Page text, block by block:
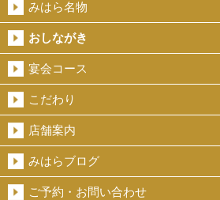
みはら名物
おしながき
宴会コース
こだわり
店舗案内
みはらブログ
ご予約・お問い合わせ